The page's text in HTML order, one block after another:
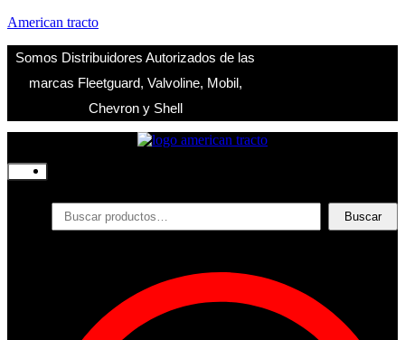
American tracto
Somos Distribuidores Autorizados de las
marcas Fleetguard, Valvoline, Mobil,
Chevron y Shell
Productos
Filtros
Contacto
Acceder
Buscar